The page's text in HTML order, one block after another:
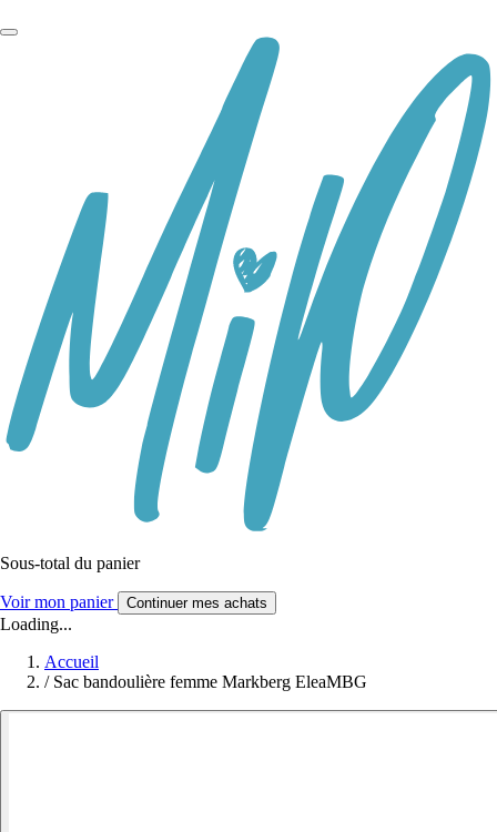
Sous-total du panier
Voir mon panier Continuer mes achats
Loading...
Accueil
/ Sac bandoulière femme Markberg EleaMBG